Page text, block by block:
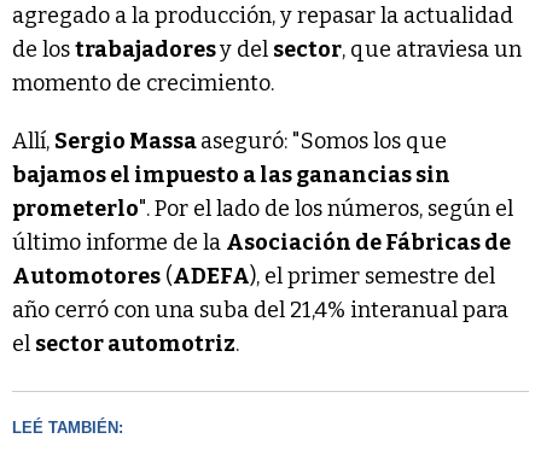
agregado a la producción, y repasar la actualidad
de lostrabajadoresy del sector, que atraviesa un
momento de crecimiento.
Allí, Sergio Massaaseguró: "Somos los que
bajamos el impuesto a las ganancias sin
prometerlo". Por el lado de los números, según el
último informe de la Asociación de Fábricas de
Automotores (ADEFA), el primer semestre del
año cerró con una suba del 21,4% interanual para
el sector automotriz.
LEÉ TAMBIÉN: